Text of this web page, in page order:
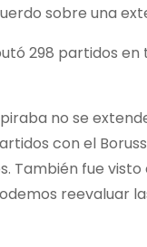
sobre una
298 partidos en
no se
con el
También fue
reevaluar